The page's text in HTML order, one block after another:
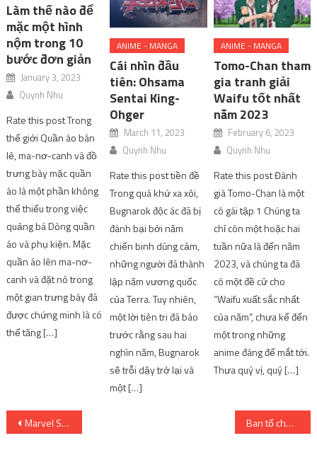
Làm thế nào để
mặc một hình
nộm trong 10
bước đơn giản
January 3, 2023
Quynh Nhu
Rate this post Trong
thế giới Quần áo bán
lẻ, ma-nơ-canh và đồ
trưng bày mặc quần
áo là một phần không
thể thiếu trong việc
quảng bá Dòng quần
áo và phụ kiện. Mặc
quần áo lên ma-nơ-
canh và đặt nó trong
một gian trưng bày đã
được chứng minh là có
thể tăng […]
ANIME - MANGA
Cái nhìn đầu
tiên: Ohsama
Sentai King-
Ohger
March 11, 2023
Quynh Nhu
Rate this post tiền đề
Trong quá khứ xa xôi,
Bugnarok độc ác đã bị
đánh bại bởi năm
chiến binh dũng cảm,
những người đã thành
lập năm vương quốc
của Terra. Tuy nhiên,
một lời tiên tri đã báo
trước rằng sau hai
nghìn năm, Bugnarok
sẽ trỗi dậy trở lại và
một […]
ANIME - MANGA
Tomo-Chan tham
gia tranh giải
Waifu tốt nhất
năm 2023
February 6, 2023
Quynh Nhu
Rate this post Đánh
giá Tomo-Chan là một
cô gái tập 1 Chúng ta
chỉ còn một hoặc hai
tuần nữa là đến năm
2023, và chúng ta đã
có một đề cử cho
“Waifu xuất sắc nhất
của năm”, chưa kể đến
một trong những
anime đáng để mắt tới.
Thưa quý vị, quý […]
Post
Marvel Snap công bố ngày phát hành tháng 10 | SharingFunVN – Game offline / Game PC Ban tổ chức Đường lên đỉnh Olympia lên tiếng về việc tranh cãi hai câu hỏi lịch sử